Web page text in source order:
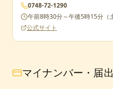
0748-72-1290
午前8時30分～午後5時15分（
公式サイト
マイナンバー・届出